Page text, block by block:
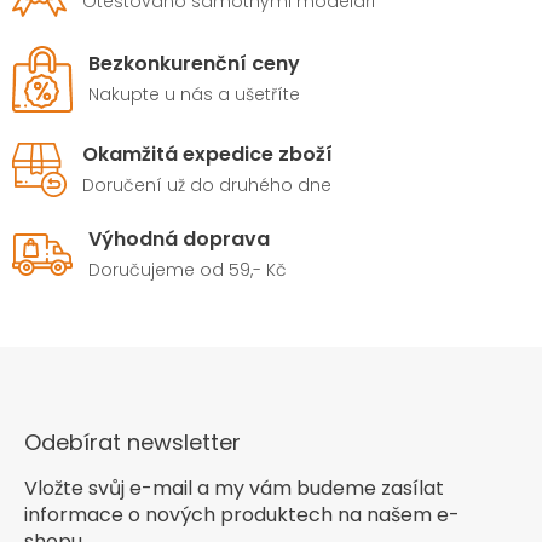
Bezkonkurenční ceny
Nakupte u nás a ušetříte
Okamžitá expedice zboží
Doručení už do druhého dne
Výhodná doprava
Doručujeme od 59,- Kč
Odebírat newsletter
Vložte svůj e-mail a my vám budeme zasílat
informace o nových produktech na našem e-